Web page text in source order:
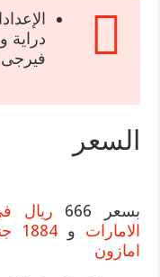
دراية
فيرجى
السعر
بسعر 666 ريال
الامارات و1884 جنيه في مصر
امازون